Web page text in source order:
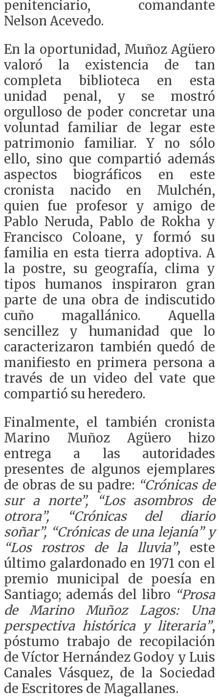
penitenciario, comandante
Nelson Acevedo.
En la oportunidad, Muñoz Agüero
valoró la existencia de tan
completa biblioteca en esta
unidad penal, y se mostró
orgulloso de poder concretar una
voluntad familiar de legar este
patrimonio familiar. Y no sólo
ello, sino que compartió además
aspectos biográficos en este
cronista nacido en Mulchén,
quien fue profesor y amigo de
Pablo Neruda, Pablo de Rokha y
Francisco Coloane, y formó su
familia en esta tierra adoptiva. A
la postre, su geografía, clima y
tipos humanos inspiraron gran
parte de una obra de indiscutido
cuño magallánico. Aquella
sencillez y humanidad que lo
caracterizaron también quedó de
manifiesto en primera persona a
través de un video del vate que
compartió su heredero.
Finalmente, el también cronista
Marino Muñoz Agüero hizo
entrega a las autoridades
presentes de algunos ejemplares
de obras de su padre: “Crónicas de
sur a norte”, “Los asombros de
otrora”, “Crónicas del diario
soñar”, “Crónicas de una lejanía” y
“Los rostros de la lluvia”, este
último galardonado en 1971 con el
premio municipal de poesía en
Santiago; además del libro “Prosa
de Marino Muñoz Lagos: Una
perspectiva histórica y literaria”,
póstumo trabajo de recopilación
de Víctor Hernández Godoy y Luis
Canales Vásquez, de la Sociedad
de Escritores de Magallanes.